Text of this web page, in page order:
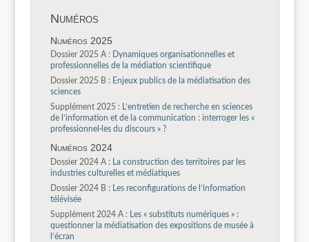
Numéros
Numéros 2025
Dossier 2025 A : Dynamiques organisationnelles et
professionnelles de la médiation scientifique
Dossier 2025 B : Enjeux publics de la médiatisation des
sciences
Supplément 2025 : L’entretien de recherche en sciences
de l’information et de la communication : interroger les «
professionnel·les du discours » ?
Numéros 2024
Dossier 2024 A : La construction des territoires par les
industries culturelles et médiatiques
Dossier 2024 B : Les reconfigurations de l’information
télévisée
Supplément 2024 A : Les « substituts numériques » :
questionner la médiatisation des expositions de musée à
l’écran